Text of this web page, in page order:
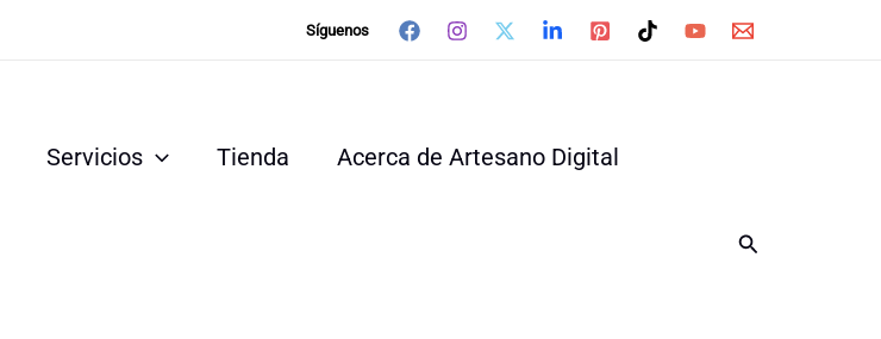
Síguenos
Servicios Tienda Acerca de Artesano Digital
Buscar